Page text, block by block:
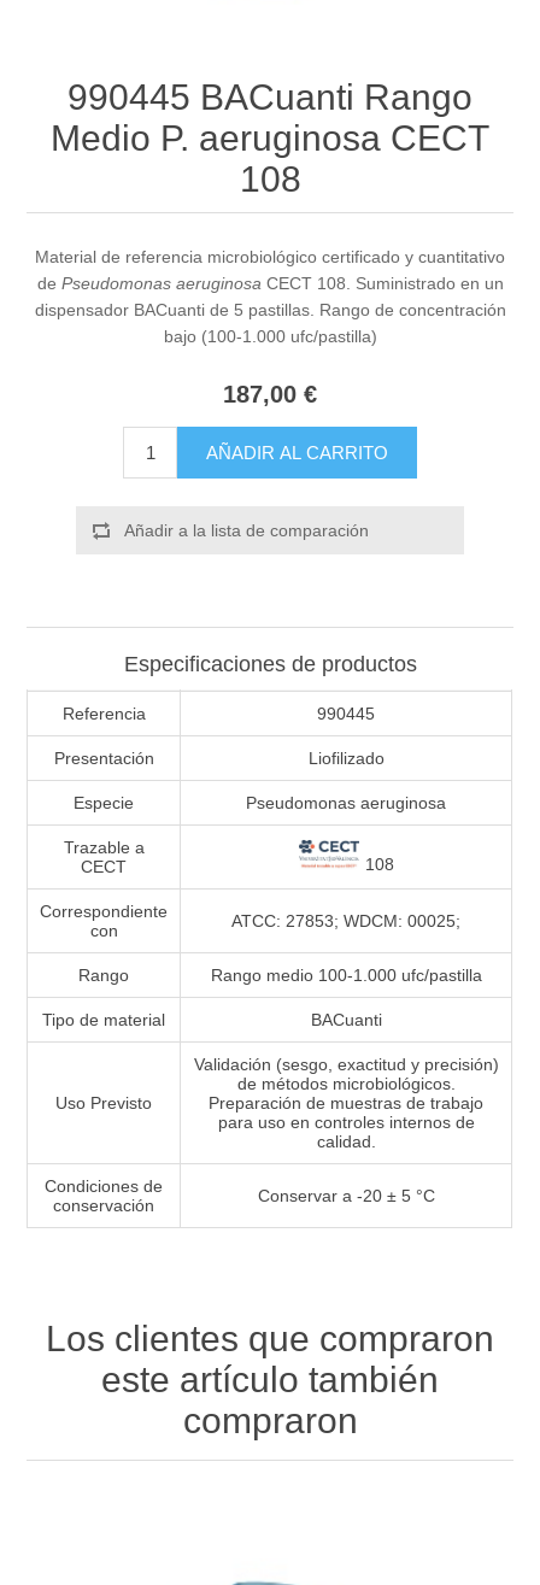
990445 BACuanti Rango
Medio P. aeruginosa CECT
108
Material de referencia microbiológico certificado y cuantitativo
de Pseudomonas aeruginosa CECT 108. Suministrado en un
dispensador BACuanti de 5 pastillas. Rango de concentración
bajo (100-1.000 ufc/pastilla)
187,00 €
AÑADIR AL CARRITO
Añadir a la lista de comparación
Especificaciones de productos
Referencia 990445
Presentación Liofilizado
Especie Pseudomonas aeruginosa
Trazable a
CECT
108
Correspondiente
con
ATCC: 27853; WDCM: 00025;
Rango Rango medio 100-1.000 ufc/pastilla
Tipo de material BACuanti
Uso Previsto
Validación (sesgo, exactitud y precisión)
de métodos microbiológicos.
Preparación de muestras de trabajo
para uso en controles internos de
calidad.
Condiciones de
conservación
Conservar a -20 ± 5 °C
Los clientes que compraron
este artículo también
compraron